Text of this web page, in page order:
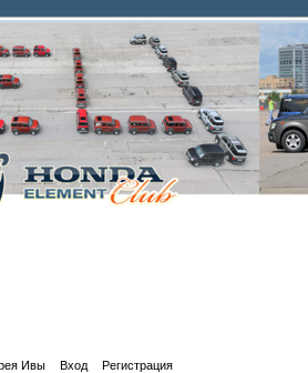
Ивы Вход Регистрация